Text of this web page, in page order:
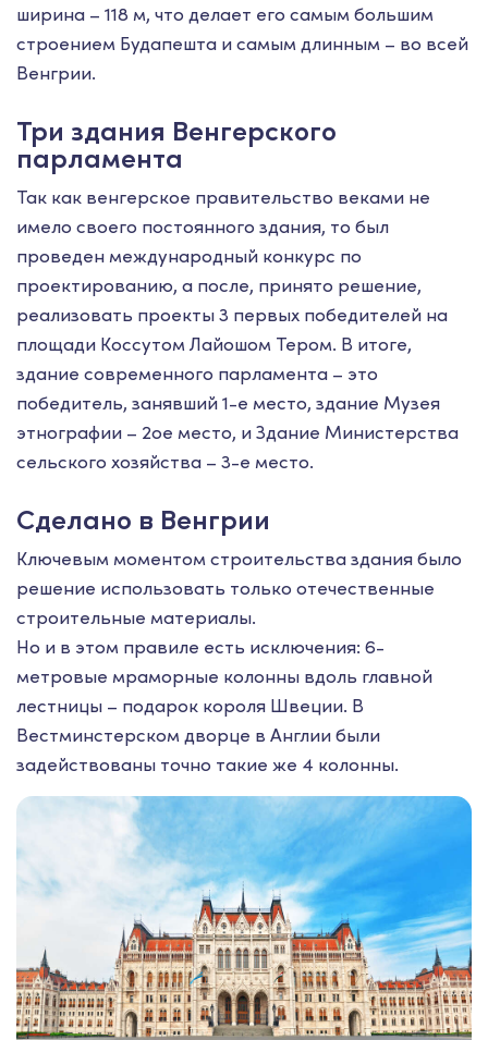
ширина – 118 м, что делает его самым большим
строением Будапешта и самым длинным – во всей
Венгрии.
Три здания Венгерского
парламента
Так как венгерское правительство веками не
имело своего постоянного здания, то был
проведен международный конкурс по
проектированию, а после, принято решение,
реализовать проекты 3 первых победителей на
площади Коссутом Лайошом Тером. В итоге,
здание современного парламента – это
победитель, занявший 1-е место, здание Музея
этнографии – 2ое место, и Здание Министерства
сельского хозяйства – 3-е место.
Сделано в Венгрии
Ключевым моментом строительства здания было
решение использовать только отечественные
строительные материалы.
Но и в этом правиле есть исключения: 6-
метровые мраморные колонны вдоль главной
лестницы – подарок короля Швеции. В
Вестминстерском дворце в Англии были
задействованы точно такие же 4 колонны.